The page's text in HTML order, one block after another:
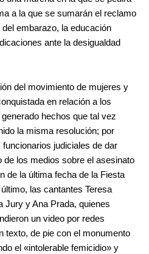
a la que se sumarán el reclamo
embarazo, la educación
ante la desigualdad
del movimiento de mujeres y
en relación a los
hechos que tal vez
la misma resolución; por
judiciales de dar
de los medios sobre el asesinato
de la última fecha de la Fiesta
las cantantes Teresa
Jury y Ana Prada, quienes
un video por redes
texto, de pie con el monumento
el «intolerable femicidio» y